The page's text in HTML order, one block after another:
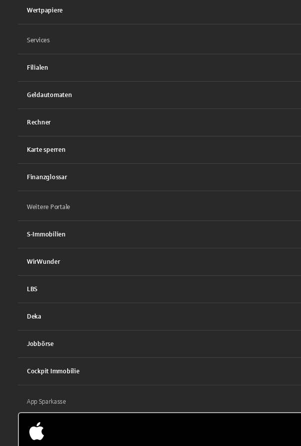
Wertpapiere
Services
Filialen
Geldautomaten
Rechner
Karte sperren
Finanzglossar
Weitere Portale
S-Immobilien
WirWunder
LBS
Deka
Jobbörse
Cockpit Immobilie
App Sparkasse